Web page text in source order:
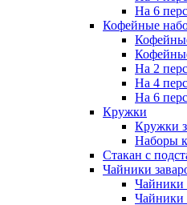
На 6
Кофейные
На 2
На 4
На 6
Кружки
Кружки
Наборы
Стакан с
Чайники
Чайники
Чайники